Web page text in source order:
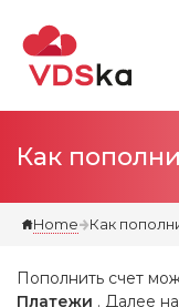
Как
Home Как
Пополнить счет
Платежи . Далее